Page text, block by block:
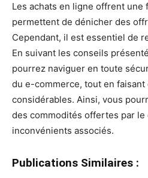
Les achats en ligne offrent
permettent de dénicher des
Cependant, il est essentiel de
En suivant les conseils
pourrez naviguer en toute
du e-commerce, tout en faisant
considérables. Ainsi, vous
des commodités offertes par
inconvénients associés.
Publications Similaires :